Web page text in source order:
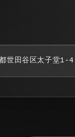
世田谷区太子堂